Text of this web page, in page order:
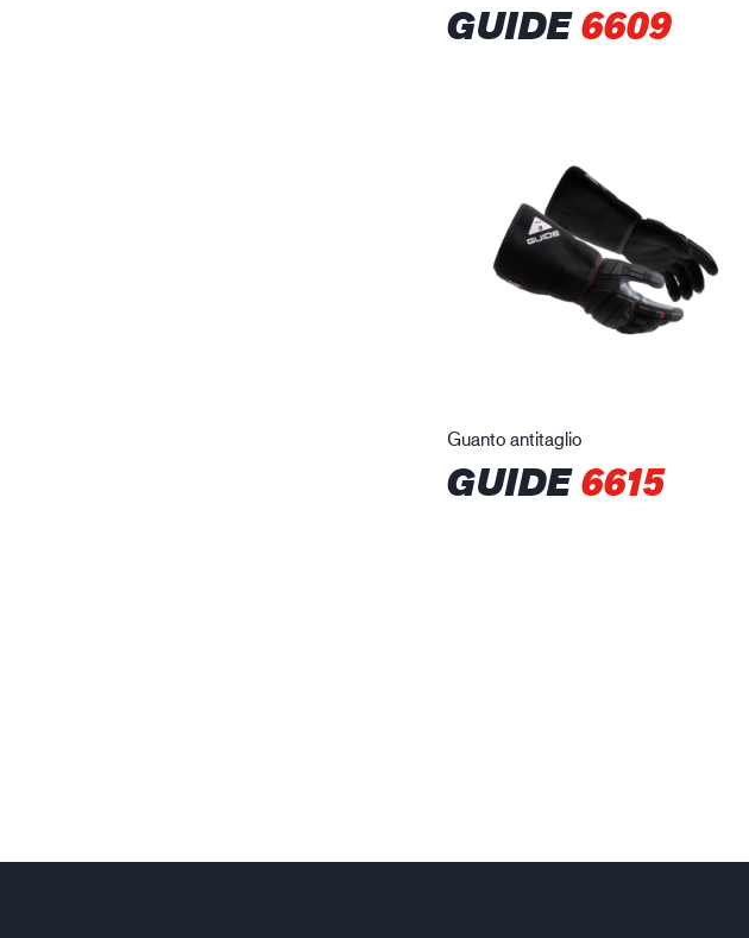
GUIDE6609
Guanto antitaglio
GUIDE6615